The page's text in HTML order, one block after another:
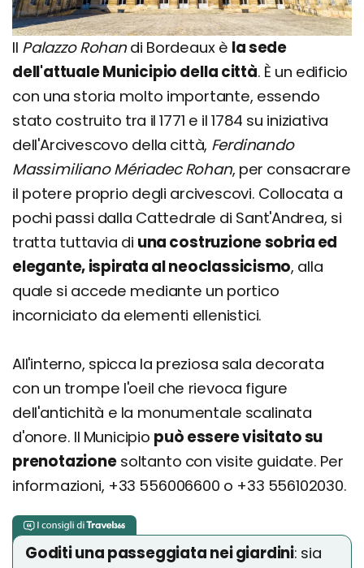
Il Palazzo Rohandi Bordeaux è la sede
dell'attuale Municipio della città. È un edificio
con una storia molto importante, essendo
stato costruito tra il 1771 e il 1784 su iniziativa
dell'Arcivescovo della città, Ferdinando
Massimiliano Mériadec Rohan, per consacrare
il potere proprio degli arcivescovi. Collocata a
pochi passi dalla Cattedrale di Sant'Andrea, si
tratta tuttavia di una costruzione sobria ed
elegante, ispirata al neoclassicismo, alla
quale si accede mediante un portico
incorniciato da elementi ellenistici.
All'interno, spicca la preziosa sala decorata
con un trompe l'oeil che rievoca figure
dell'antichità e la monumentale scalinata
d'onore. Il Municipio può essere visitato su
prenotazionesoltanto con visite guidate. Per
informazioni, +33 556006600 o +33 556102030.
Goditi una passeggiata nei giardini: sia